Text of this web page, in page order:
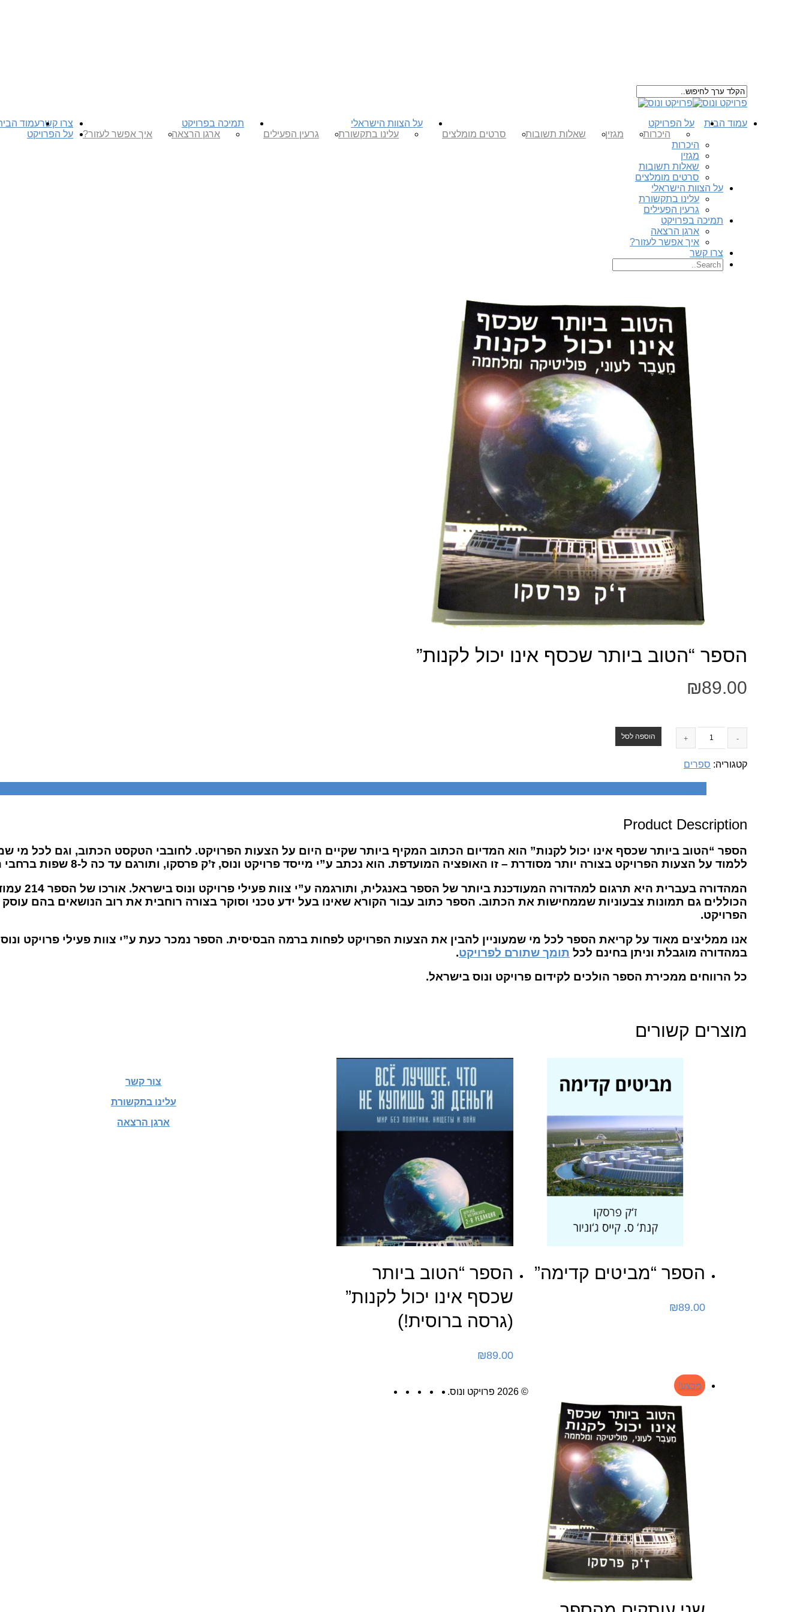
עמוד הבית
על הפרויקט
היכרות
מגזין שאלות תשובות סרטים מומלצים
על הצוות הישראלי
עלינו בתקשורת
גרעין הפעילים
תמיכה בפרויקט
ארגן הרצאה
איך אפשר לעזור?
צרו קשרעמוד
על הפרויקט
היכרות
מגזין
שאלות תשובות
סרטים מומלצים
על הצוות הישראלי
עלינו בתקשורת
גרעין הפעילים
תמיכה בפרויקט
ארגן הרצאה
איך אפשר לעזור?
צרו קשר
הספר “הטוב ביותר שכסף אינו יכול לקנות”
₪89.00
הוספה לסל
קטגוריה: ספרים
Product Description
הספר “הטוב ביותר שכסף אינו יכול לקנות” הוא המדיום הכתוב המקיף ביותר שקיים היום על הצעות הפרויקט. לחובבי הטקסט הכתוב, וגם לכל מי
ללמוד על הצעות הפרויקט בצורה יותר מסודרת – זו האופציה המועדפת. הוא נכתב ע”י מייסד פרויקט ונוס, ז’ק פרסקו, ותורגם עד כה ל-8 שפות ברחבי העולם.
המהדורה בעברית היא תרגום למהדורה המעודכנת ביותר של הספר
הכוללים גם תמונות צבעוניות שממחישות את הכתוב. הספר כתוב עבור הקורא שאינו בעל ידע טכני וסוקר בצורה רוחבית את רוב הנושאים בהם עוסק
הפרויקט.
אנו ממליצים מאוד על קריאת הספר לכל מי שמעוניין להבין את הצעות הפרויקט לפחות ברמה הבסיסית. הספר נמכר כעת ע”י צוות פעילי פרויקט
במהדורה מוגבלת וניתן בחינם לכל תומך שתורם לפרויקט.
כל הרווחים ממכירת הספר הולכים לקידום פרויקט ונוס בישראל.
מוצרים קשורים
הספר “מביטים קדימה”
₪89.00
הספר “הטוב ביותר
שכסף אינו יכול לקנות”
(גרסה ברוסית!)
₪89.00
מבצע!
צור קשר
עלינו בתקשורת
ארגן הרצאה
© 2026 פרויקט ונוס.